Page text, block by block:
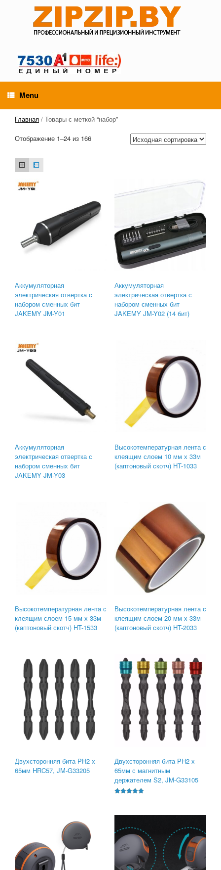
Menu
Главная / Товары с меткой “набор”
Отображение 1–24 из 166
Аккумуляторная
электрическая отвертка с
набором сменных бит
JAKEMY JM-Y01
Аккумуляторная
электрическая отвертка с
набором сменных бит
JAKEMY JM-Y02 (14 бит)
Аккумуляторная
электрическая отвертка с
набором сменных бит
JAKEMY JM-Y03
Высокотемпературная лента с
клеящим слоем 10 мм х 33м
(каптоновый скотч) HT-1033
Высокотемпературная лента с
клеящим слоем 15 мм х 33м
(каптоновый скотч) HT-1533
Высокотемпературная лента с
клеящим слоем 20 мм х 33м
(каптоновый скотч) HT-2033
Двухсторонняя бита PH2 х
65мм HRC57, JM-G33205
Двухсторонняя бита PH2 х
65мм с магнитным
держателем S2, JM-G33105